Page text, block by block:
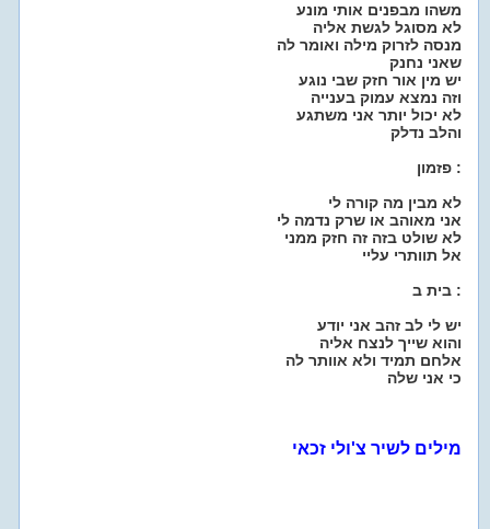
משהו מבפנים אותי מונע
לא מסוגל לגשת אליה
מנסה לזרוק מילה ואומר לה
שאני נחנק
יש מין אור חזק שבי נוגע
וזה נמצא עמוק בענייה
לא יכול יותר אני משתגע
והלב נדלק
פזמון :
לא מבין מה קורה לי
אני מאוהב או שרק נדמה לי
לא שולט בזה זה חזק ממני
אל תוותרי עליי
בית ב :
יש לי לב זהב אני יודע
והוא שייך לנצח אליה
אלחם תמיד ולא אוותר לה
כי אני שלה
מילים לשיר צ'ולי זכאי